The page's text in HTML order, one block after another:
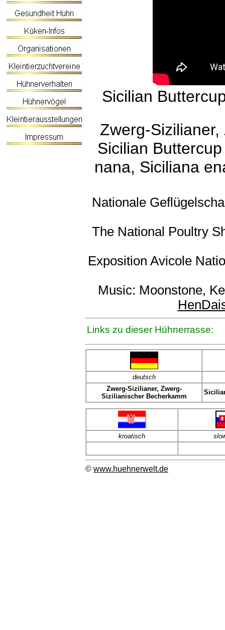
Sicilian
Zwerg-
Sicilian
nana, Siciliana
Nationale
The National Poultry
Exposition Avicole
Music: Moonstone,
Links zu dieser Hühnerrasse:
deutsch
Zwerg-Sizilianer, Zwerg-
Sizilianischer Becherkamm
kroatisch
© www.huehnerwelt.de